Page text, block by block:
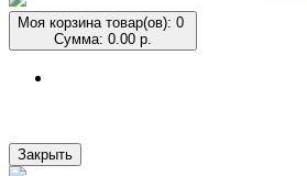
Моя корзина товар(ов): 0
Сумма: 0.00 р.
Закрыть